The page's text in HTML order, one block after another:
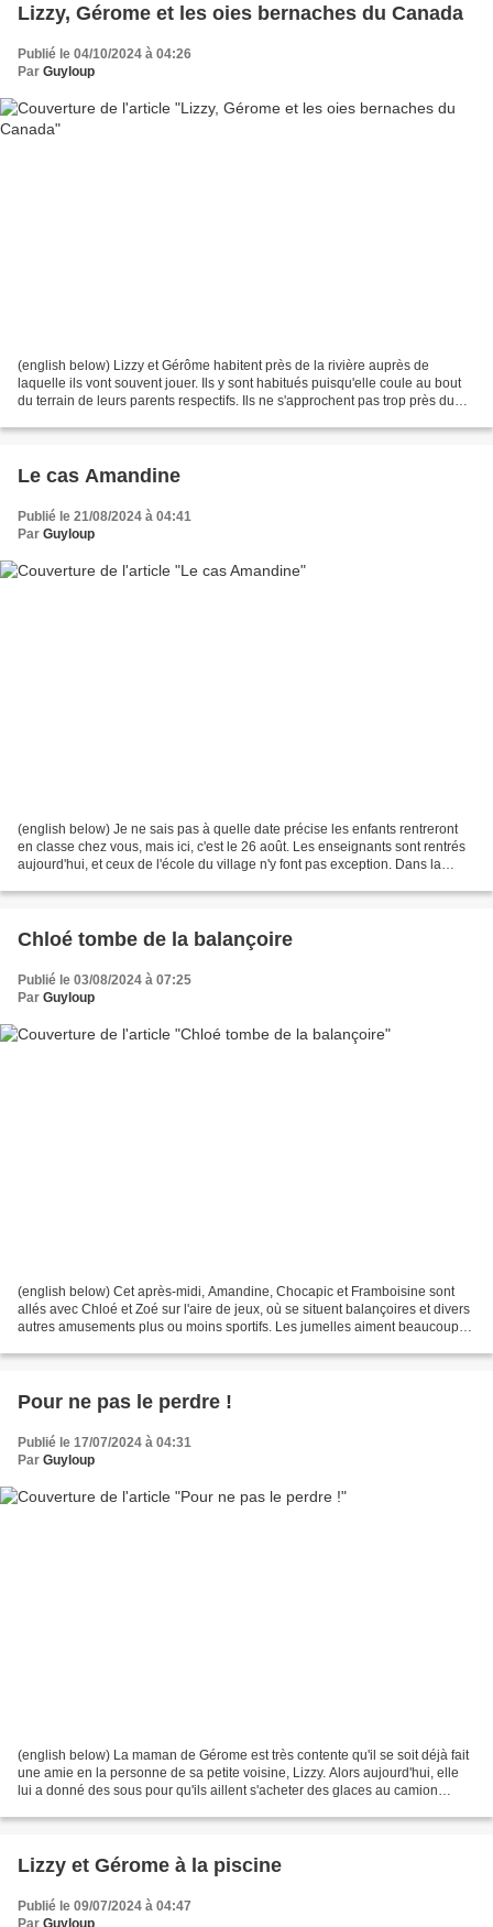
Lizzy, Gérome et les oies bernaches du Canada
Publié le 04/10/2024 à 04:26
Par Guyloup
(english below) Lizzy et Gérôme habitent près de la rivière auprès de
laquelle ils vont souvent jouer. Ils y sont habitués puisqu'elle coule au bout
du terrain de leurs parents respectifs. Ils ne s'approchent pas trop près du
Le cas Amandine
Publié le 21/08/2024 à 04:41
Par Guyloup
(english below) Je ne sais pas à quelle date précise les enfants rentreront
en classe chez vous, mais ici, c'est le 26 août. Les enseignants sont rentrés
aujourd'hui, et ceux de l'école du village n'y font pas exception. Dans la
Chloé tombe de la balançoire
Publié le 03/08/2024 à 07:25
Par Guyloup
(english below) Cet après-midi, Amandine, Chocapic et Framboisine sont
allés avec Chloé et Zoé sur l'aire de jeux, où se situent balançoires et divers
autres amusements plus ou moins sportifs. Les jumelles aiment beaucoup
Pour ne pas le perdre !
Publié le 17/07/2024 à 04:31
Par Guyloup
(english below) La maman de Gérome est très contente qu'il se soit déjà fait
une amie en la personne de sa petite voisine, Lizzy. Alors aujourd'hui, elle
lui a donné des sous pour qu'ils aillent s'acheter des glaces au camion
Lizzy et Gérome à la piscine
Publié le 09/07/2024 à 04:47
Par Guyloup